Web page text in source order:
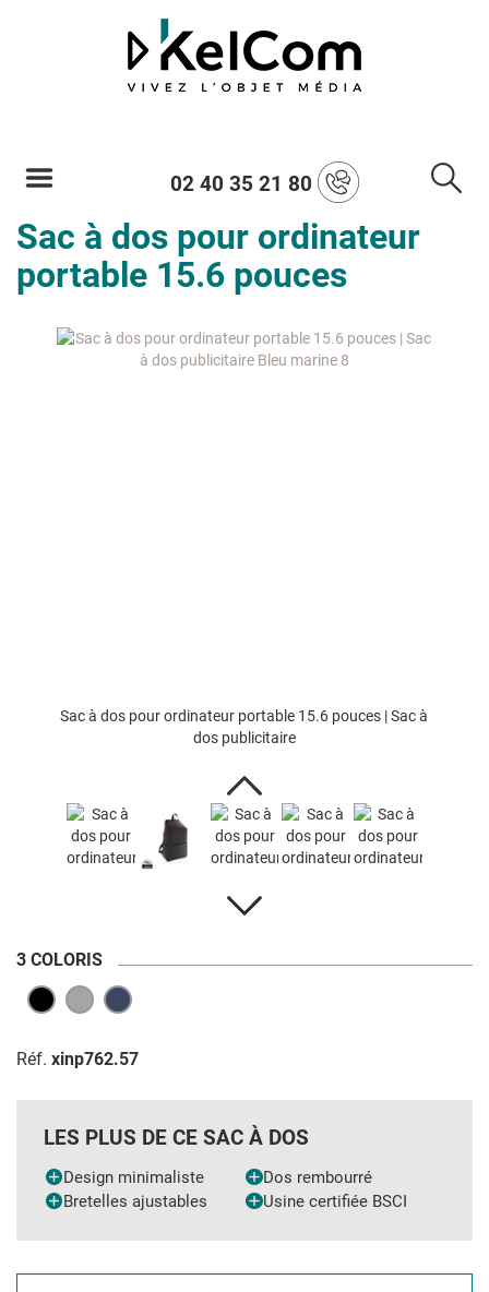
02 40 35 21 80
Sac à dos pour ordinateur
portable 15.6 pouces
Sac à dos pour ordinateur portable 15.6 pouces | Sac à
dos publicitaire
3 COLORIS
Réf. xinp762.57
LES PLUS DE CE SAC À DOS
Design minimaliste
Dos rembourré
Bretelles ajustables
Usine certifiée BSCI